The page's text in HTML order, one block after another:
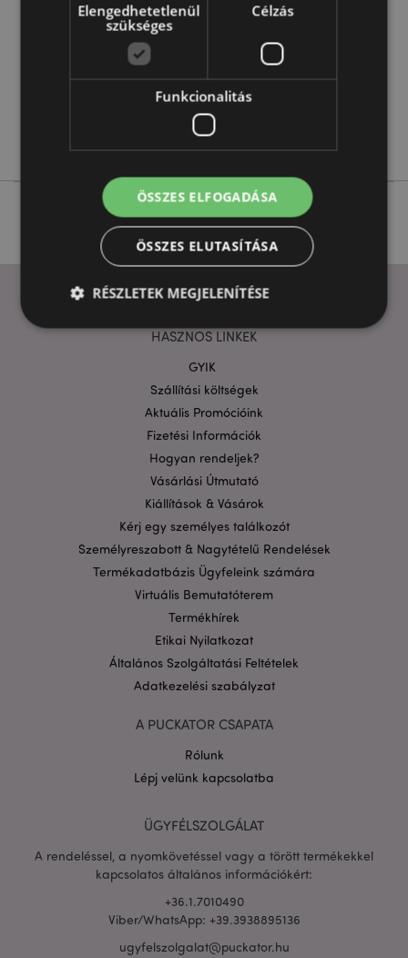
120
0.180000
HASZNOS LINKEK
GYIK
Szállítási költségek
Aktuális Promócióink
Fizetési Információk
Hogyan rendeljek?
Vásárlási Útmutató
Kiállítások & Vásárok
Kérj egy személyes találkozót
Személyreszabott & Nagytételű Rendelések
Termékadatbázis Ügyfeleink számára
Virtuális Bemutatóterem
Termékhírek
Etikai Nyilatkozat
Általános Szolgáltatási Feltételek
Adatkezelési szabályzat
A PUCKATOR CSAPATA
Rólunk
Lépj velünk kapcsolatba
ÜGYFÉLSZOLGÁLAT
A rendeléssel, a nyomkövetéssel vagy a törött termékekkel
kapcsolatos általános információkért:
+36.1.7010490
Viber/WhatsApp: +39.3938895136
ugyfelszolgalat@puckator.hu
Elengedhetetlenül
szükséges
Célzás
Funkcionalitás
ÖSSZES ELFOGADÁSA
ÖSSZES ELUTASÍTÁSA
RÉSZLETEK MEGJELENÍTÉSE
Elengedhetetlenül szükséges
Funkcionalitás
lehetővé teszik a webhely alapvető funkcióit,
például a felhasználói bejelentkezést és a
fiókkezelést. A weboldal nem használható
megfelelően a feltétlenül szükséges sütik nélkül.
Domain
CookieScriptConsent
CookieScript
.puckator.hu
PHPSESSID
adatvédelmi szabályzatát